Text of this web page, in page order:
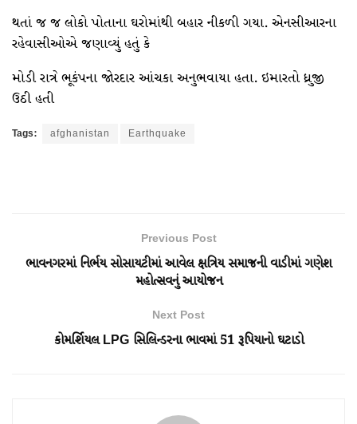
થતાં જ જ લોકો પોતાના ઘરોમાંથી બહાર નીકળી ગયા. એનસીઆરના
રહેવાસીઓએ જણાવ્યું હતું કે
મોડી રાત્રે ભૂકંપના જોરદાર આંચકા અનુભવાયા હતા. ઇમારતો ધ્રુજી
ઉઠી હતી
Tags: afghanistan Earthquake
Previous Post
ભાવનગરમાં નિર્ભય સોસાયટીમાં આવેલ ક્ષત્રિય સમાજની વાડીમાં ગણેશ
મહોત્સવનું આયોજન
Next Post
કોમર્શિયલ LPG સિલિન્ડરના ભાવમાં 51 રૂપિયાનો ઘટાડો